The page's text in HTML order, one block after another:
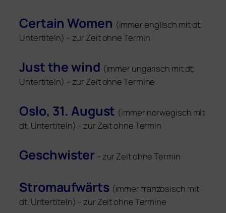
Certain Women (immer eng­lisch mit dt.
Untertiteln) – zur Zeit ohne Termin
Just the wind (immer unga­risch mit dt.
Untertiteln) – zur Zeit ohne Termine
Oslo, 31. August (immer nor­we­gisch mit
dt. Untertiteln) – zur Zeit ohne Termin
Geschwister – zur Zeit ohne Termin
Stromaufwärts (immer fran­zö­sisch mit
dt. Untertiteln) – zur Zeit ohne Termine